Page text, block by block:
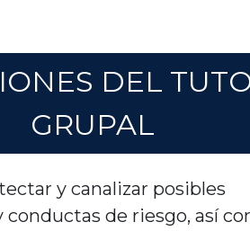
DEL
GRUPAL
y canalizar posibles
conductas de riesgo, así